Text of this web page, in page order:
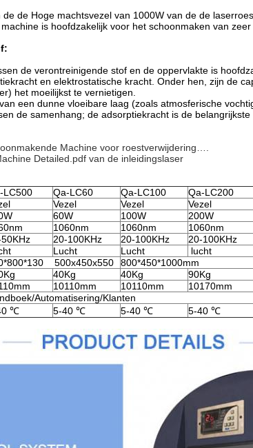
de Hoge machtsvezel van 1000W van de de
is hoofdzakelijk voor het schoonmaken van
de verontreinigende stof en de oppervlakte is
en elektrostatische kracht. Onder hen, zijn de
het moeilijkst te vernietigen.
een dunne vloeibare laag (zoals atmosferische
de samenhang; de adsorptiekracht is de
Machine voor roestverwijdering….
Detailed.pdf van de inleidingslaser
LC500 Qa-LC60 Qa-LC100 Qa-LC200
Vezel Vezel Vezel
60W 100W 200W
1060nm 1060nm 1060nm
20-100KHz 20-100KHz 20-100KHz
Lucht Lucht lucht
500x450x550 800*450*1000mm
40Kg 40Kg 90Kg
10110mm 10110mm 10170mm
Automatisering/Klanten
℃ 5-40 ℃ 5-40 ℃ 5-40 ℃